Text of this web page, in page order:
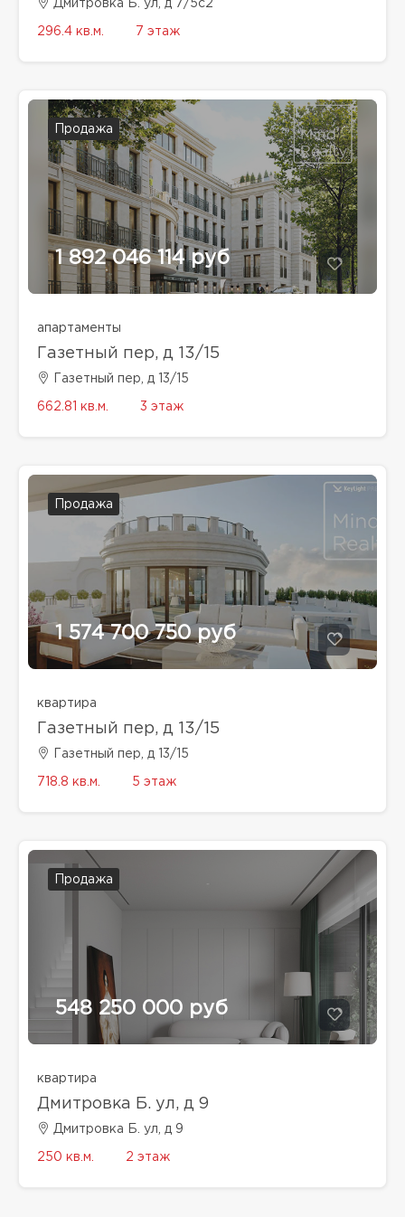
Дмитровка Б. ул, д 7/5с2
296.4 кв.м. 7 этаж
Продажа
1 892 046 114 руб
апартаменты
Газетный пер, д 13/15
Газетный пер, д 13/15
662.81 кв.м. 3 этаж
Продажа
1 574 700 750 руб
квартира
Газетный пер, д 13/15
Газетный пер, д 13/15
718.8 кв.м. 5 этаж
Продажа
548 250 000 руб
квартира
Дмитровка Б. ул, д 9
Дмитровка Б. ул, д 9
250 кв.м. 2 этаж